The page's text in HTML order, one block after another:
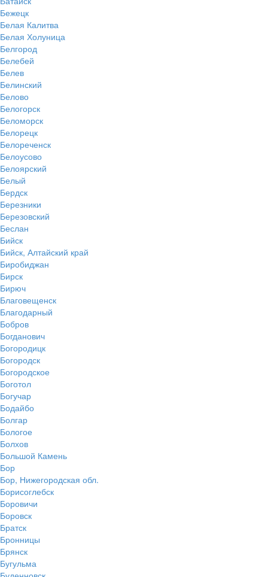
Бежецк
Белая Калитва
Белая Холуница
Белгород
Белебей
Белев
Белинский
Белово
Белогорск
Беломорск
Белорецк
Белореченск
Белоусово
Белоярский
Белый
Бердск
Березники
Березовский
Беслан
Бийск
Бийск, Алтайский край
Биробиджан
Бирск
Бирюч
Благовещенск
Благодарный
Бобров
Богданович
Богородицк
Богородск
Богородское
Боготол
Богучар
Бодайбо
Болгар
Бологое
Болхов
Большой Камень
Бор
Бор, Нижегородская обл.
Борисоглебск
Боровичи
Боровск
Братск
Бронницы
Брянск
Бугульма